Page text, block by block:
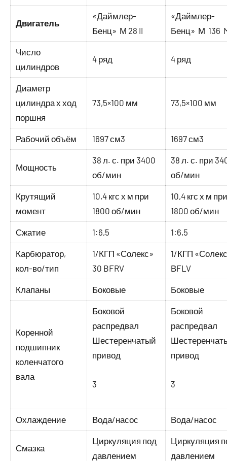
Двигатель
«Даймлер-
Бенц» М 28 II
«Даймлер-
Бенц» М 136
Число
цилиндров
4 ряд 4 ряд
Диаметр
цилиндра х ход
поршня
73,5×100 мм 73,5×100 мм
Рабочий объём 1697 см3 1697 см3
Мощность
38 л. с. при 3400
об/мин
38 л. с. при
об/мин
Крутящий
момент
10,4 кгс х м при
1800 об/мин
10,4 кгс х м
1800 об/мин
Сжатие 1:6,5 1:6,5
Карбюратор,
кол-во/тип
1/КГП «Солекс»
30 BFRV
1/КГП
ВFLV
Клапаны Боковые Боковые
Коренной
подшипник
коленчатого
вала
Боковой
распредвал
Шестеренчатый
привод
3
Боковой
распредвал
привод
3
Охлаждение Вода/насос Вода/насос
Смазка
Циркуляция под
давлением
Циркуляция
давлением